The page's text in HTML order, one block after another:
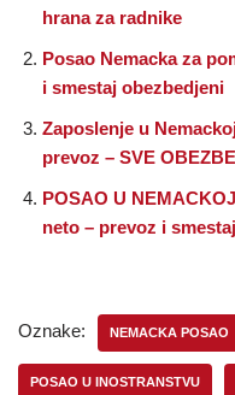
hrana za radnike
Posao Nemacka za
i smestaj obezbedjeni
Zaposlenje u
prevoz – SVE
POSAO U
neto – prevoz i
Oznake: NEMACKA POSAO
POSAO U INOSTRANSTVU